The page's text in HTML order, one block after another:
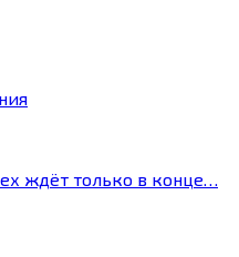
ждёт только в конце…